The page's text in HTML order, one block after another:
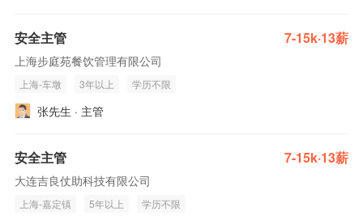
安全主管 7-15k·13薪
上海步庭苑餐饮管理有限公司
上海-车墩 3年以上 学历不限
张先生 · 主管
安全主管 7-15k·13薪
大连吉良仗助科技有限公司
上海-嘉定镇 5年以上 学历不限